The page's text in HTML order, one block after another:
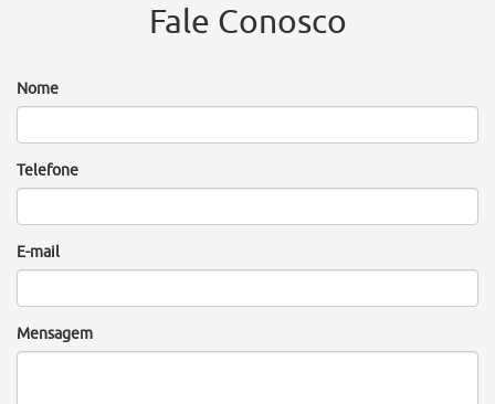
Fale Conosco
Nome
Telefone
E-mail
Mensagem